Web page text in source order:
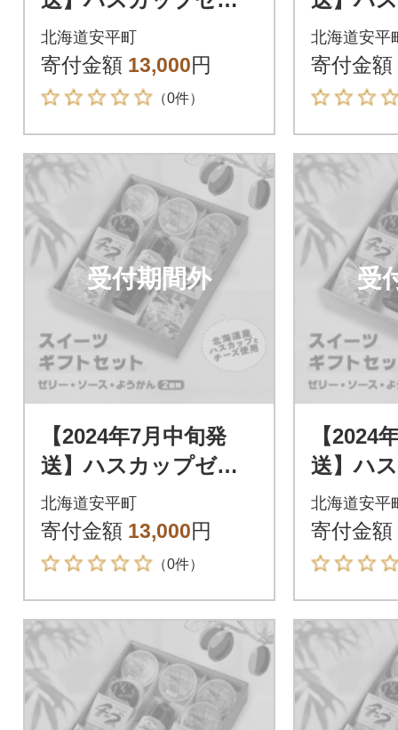
ー&ソース・チーズよ
うかん詰め合わせセ
ット
北海道安平町
寄付金額 13,000円
（0件）
ー&ソー
うかん
ット
北海道安平
寄付金額
受付期間外
【2024年7月中旬発
送】ハスカップゼリ
ー&ソース・チーズよ
うかん詰め合わせセ
ット
北海道安平町
寄付金額 13,000円
（0件）
受
【2024
送】ハ
ー&ソー
うかん
ット
北海道安平
寄付金額